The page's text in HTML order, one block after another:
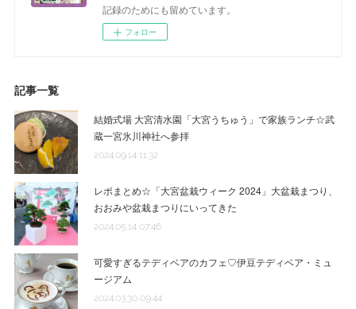
記録のためにも留めています。
フォロー
記事一覧
結婚式場 大宮清水園「大宮うちゅう」で家族ランチ☆武
蔵一宮氷川神社へ参拝
2024.09.14 11:32
レポまとめ☆「大宮盆栽ウィーク 2024」大盆栽まつり、
おおみや盆栽まつりにいってきた
2024.05.14 07:46
可愛すぎるテディベアのカフェ♡伊豆テディベア・ミュ
ージアム
2024.03.30 09:44